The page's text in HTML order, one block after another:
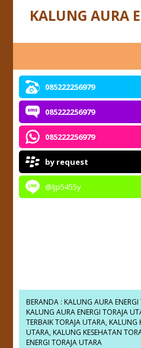
KALUNG AURA
085222256979
085222256979
085222256979
by request
@ljp5455y
BERANDA : KALUNG AURA
KALUNG AURA ENERGI TORAJA
TERBAIK TORAJA UTARA, KALUNG
UTARA, KALUNG KESEHATAN
ENERGI TORAJA UTARA